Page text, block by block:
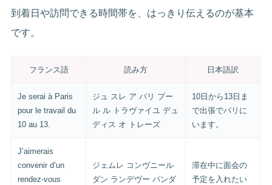
到着日や訪問できる時間帯を、はっきり伝えるのが基本
です。
フランス語 読み方 日本語訳
Je serai à Paris
pour le travail du
10 au 13.
ジュ スレ ア パリ プー
ル ル トラヴァイユ デュ
ディス オ トレーズ
10日から13日ま
で出張でパリに
います。
J’aimerais
convenir d’un
rendez-vous
ジェムレ コンヴニール
ダン ランデヴー パンダ
滞在中に面会の
予定を入れたい